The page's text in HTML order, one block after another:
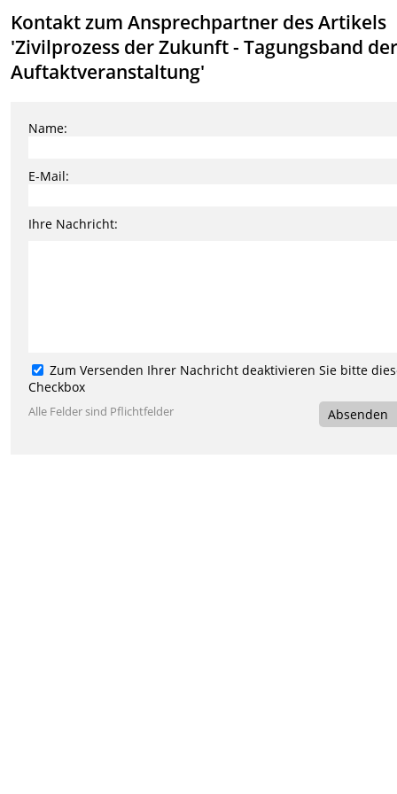
Kontakt zum Ansprechpartner des Artikels
'Zivilprozess der Zukunft - Tagungsband
Auftaktveranstaltung'
Name:
E-Mail:
Ihre Nachricht:
Zum Versenden Ihrer Nachricht deaktivieren Sie bitte
Checkbox
Alle Felder sind Pflichtfelder Absenden